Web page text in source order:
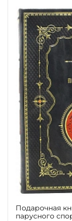
Подарочная
парусного